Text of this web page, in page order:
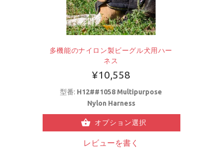
多機能のナイロン製ビーグル犬用ハー
ネス
¥10,558
型番: H12##1058 Multipurpose
Nylon Harness
オプション選択
レビューを書く